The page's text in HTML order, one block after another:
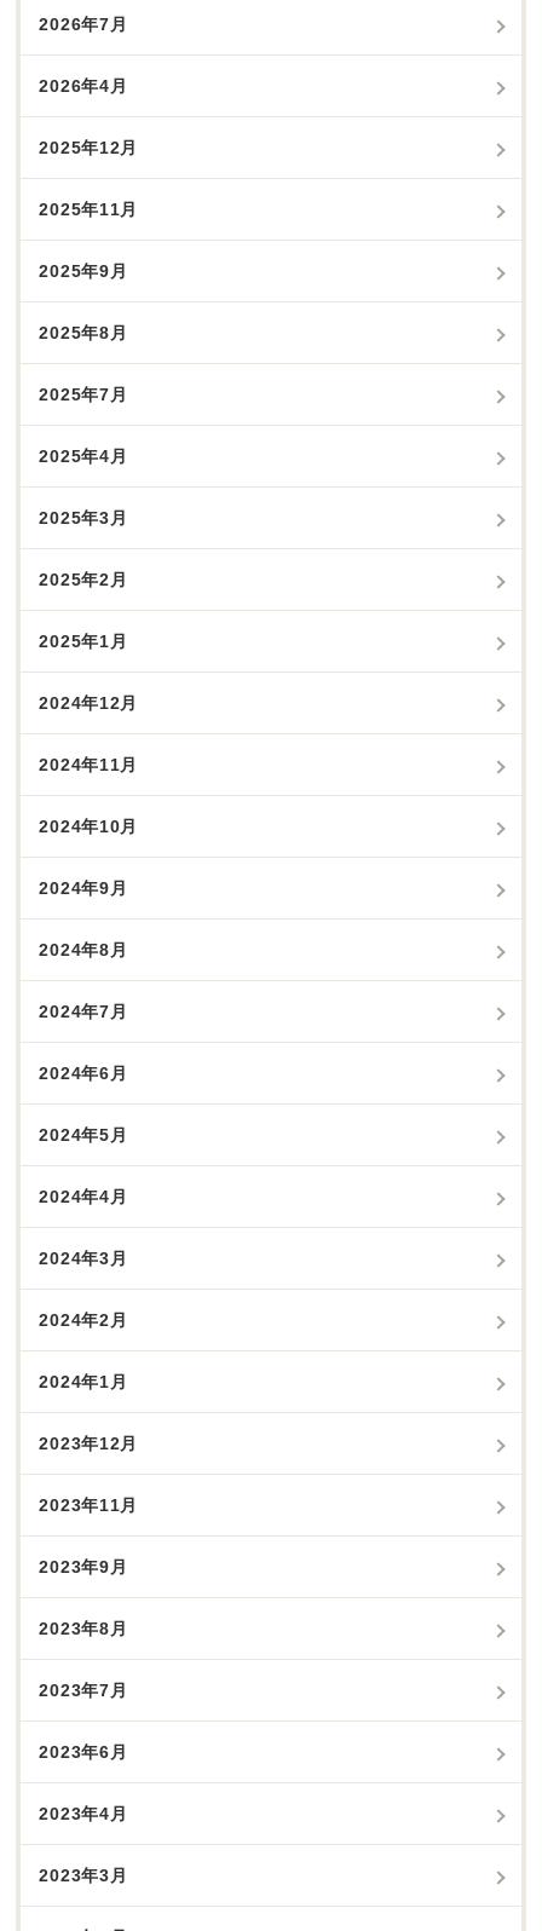
2026年7月
2026年4月
2025年12月
2025年11月
2025年9月
2025年8月
2025年7月
2025年4月
2025年3月
2025年2月
2025年1月
2024年12月
2024年11月
2024年10月
2024年9月
2024年8月
2024年7月
2024年6月
2024年5月
2024年4月
2024年3月
2024年2月
2024年1月
2023年12月
2023年11月
2023年9月
2023年8月
2023年7月
2023年6月
2023年4月
2023年3月